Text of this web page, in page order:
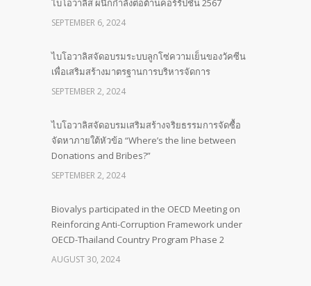
ไบโอวาลิส ผนึกกำลังต่อต้านคอร์รัปชัน 2567
SEPTEMBER 6, 2024
ไบโอวาลิสจัดอบรมระบบลูกโซ่ความเย็นของวัคซีน
เพื่อเสริมสร้างมาตรฐานการบริหารจัดการ
SEPTEMBER 2, 2024
ไบโอวาลิสจัดอบรมเสริมสร้างจริยธรรมการจัดซื้อ
จัดหาภายใต้หัวข้อ “Where’s the line between
Donations and Bribes?”
SEPTEMBER 2, 2024
Biovalys participated in the OECD Meeting on
Reinforcing Anti-Corruption Framework under
OECD-Thailand Country Program Phase 2
AUGUST 30, 2024